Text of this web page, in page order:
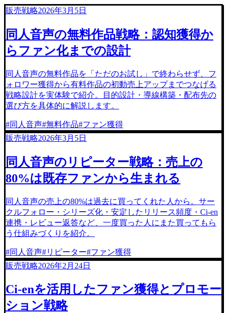
販売戦略2026年3月5日
同人音声の無料作品戦略：認知獲得か
らファン化までの設計
同人音声の無料作品を「ただのお試し」で終わらせず、フ
ォロワー獲得から有料作品の初動売上アップまでつなげる
戦略設計を実体験で紹介。目的設計・導線構築・配布先の
選び方を具体的に解説します。
#同人音声#無料作品#ファン獲得
販売戦略2026年3月5日
同人音声のリピーター戦略：売上の
80%は既存ファンから生まれる
同人音声の売上の80%は過去に買ってくれた人から。サー
クルフォロー・シリーズ化・安定したリリース頻度・Ci-en
連携・レビュー返答など、一度買った人にまた買ってもら
う仕組みづくりを紹介。
#同人音声#リピーター#ファン獲得
販売戦略2026年2月24日
Ci-enを活用したファン獲得とプロモー
ション戦略